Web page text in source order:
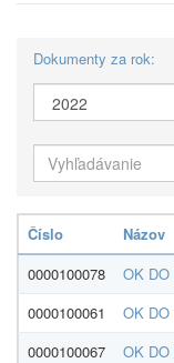
Dokumenty za rok:
Číslo Názov
0000100078
OK DO
0000100061
OK DO
0000100067
OK DO